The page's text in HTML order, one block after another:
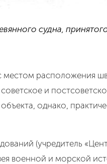
судна,
местом расположения
и
однако,
(учредитель
военной и морской